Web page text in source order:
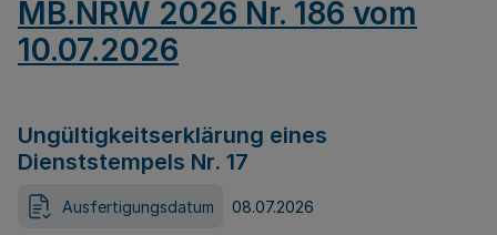
MB.NRW 2026 Nr. 186 vom
10.07.2026
Ungültigkeitserklärung eines
Dienststempels Nr. 17
Ausfertigungsdatum 08.07.2026